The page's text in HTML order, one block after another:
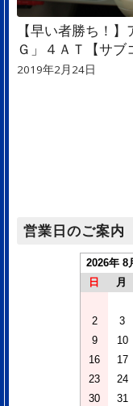
【早い者勝ち！
Ｇ」４ＡＴ【サブ
2019年2月24日
営業日のご案内
2026年 8
日
月
2
3
9
10
16
17
23
24
30
31